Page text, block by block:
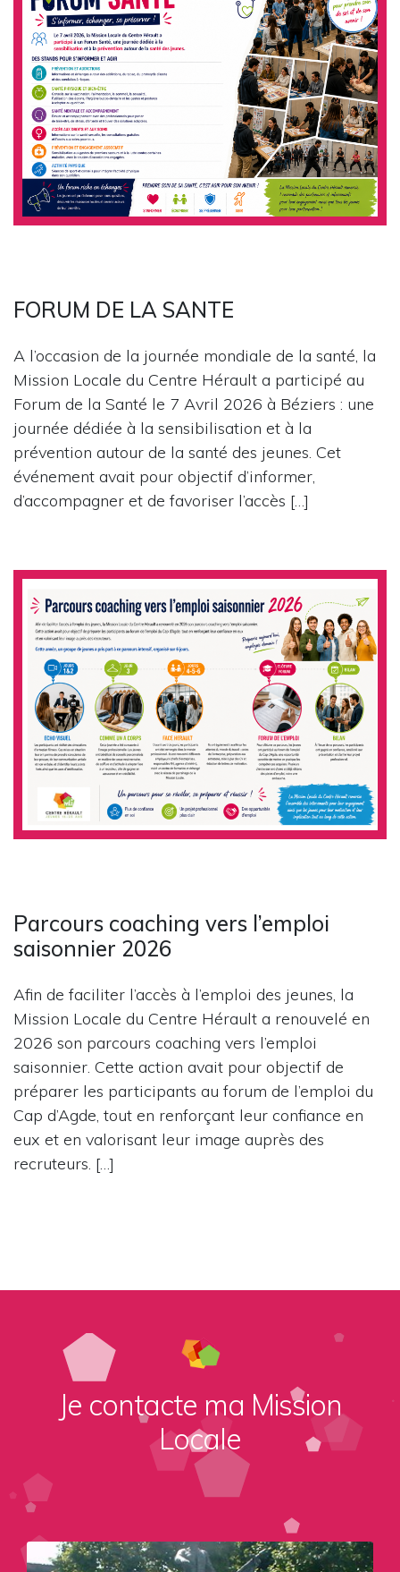
FORUM DE LA SANTE
A l’occasion de la journée mondiale de la santé, la
Mission Locale du Centre Hérault a participé au
Forum de la Santé le 7 Avril 2026 à Béziers : une
journée dédiée à la sensibilisation et à la
prévention autour de la santé des jeunes. Cet
événement avait pour objectif d’informer,
d’accompagner et de favoriser l’accès […]
Parcours coaching vers l’emploi
saisonnier 2026
Afin de faciliter l’accès à l’emploi des jeunes, la
Mission Locale du Centre Hérault a renouvelé en
2026 son parcours coaching vers l’emploi
saisonnier. Cette action avait pour objectif de
préparer les participants au forum de l’emploi du
Cap d’Agde, tout en renforçant leur confiance en
eux et en valorisant leur image auprès des
recruteurs. […]
Je contacte ma Mission
Locale